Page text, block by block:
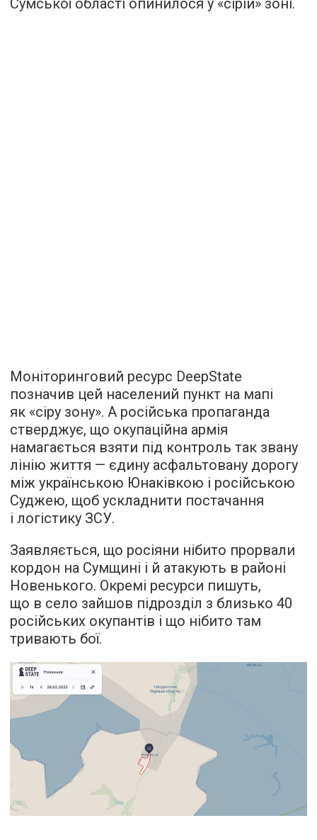
Моніторинговий ресурс DeepState
позначив цей населений пункт на мапі
як «сіру зону». А російська пропаганда
стверджує, що окупаційна армія
намагається взяти під контроль так звану
лінію життя — єдину асфальтовану дорогу
між українською Юнаківкою і російською
Суджею, щоб ускладнити постачання
і логістику ЗСУ.
Заявляється, що росіяни нібито прорвали
кордон на Сумщині і й атакують в районі
Новенького. Окремі ресурси пишуть,
що в село зайшов підрозділ з близько 40
російських окупантів і що нібито там
тривають бої.